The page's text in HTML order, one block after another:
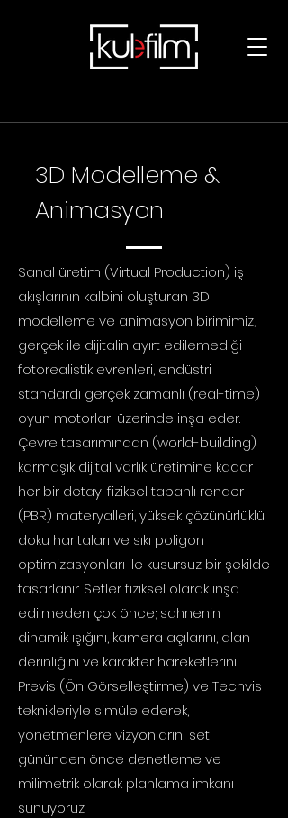
3D Modelleme &
Animasyon
Sanal üretim (Virtual Production) iş
akışlarının kalbini oluşturan 3D
modelleme ve animasyon birimimiz,
gerçek ile dijitalin ayırt edilemediği
fotorealistik evrenleri, endüstri
standardı gerçek zamanlı (real-time)
oyun motorları üzerinde inşa eder.
Çevre tasarımından (world-building)
karmaşık dijital varlık üretimine kadar
her bir detay; fiziksel tabanlı render
(PBR) materyalleri, yüksek çözünürlüklü
doku haritaları ve sıkı poligon
optimizasyonları ile kusursuz bir şekilde
tasarlanır. Setler fiziksel olarak inşa
edilmeden çok önce; sahnenin
dinamik ışığını, kamera açılarını, alan
derinliğini ve karakter hareketlerini
Previs (Ön Görselleştirme) ve Techvis
teknikleriyle simüle ederek,
yönetmenlere vizyonlarını set
gününden önce denetleme ve
milimetrik olarak planlama imkanı
sunuyoruz.